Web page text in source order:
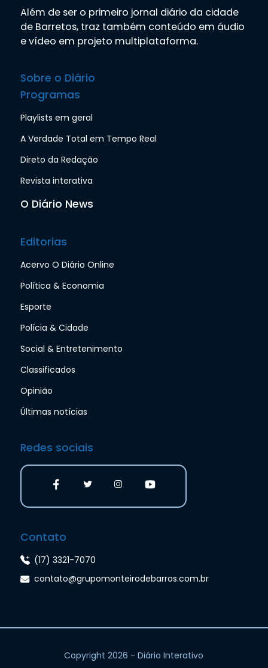
Além de ser o primeiro jornal diário da cidade
de Barretos, traz também conteúdo em áudio
e vídeo em projeto multiplataforma.
Sobre o Diário
Programas
Playlists em geral
A Verdade Total em Tempo Real
Direto da Redação
Revista interativa
O Diário News
Editorias
Acervo O Diário Online
Política & Economia
Esporte
Polícia & Cidade
Social & Entretenimento
Classificados
Opinião
Últimas notícias
Redes sociais
Contato
(17) 3321-7070
contato@grupomonteirodebarros.com.br
Copyright 2026 - Diário Interativo